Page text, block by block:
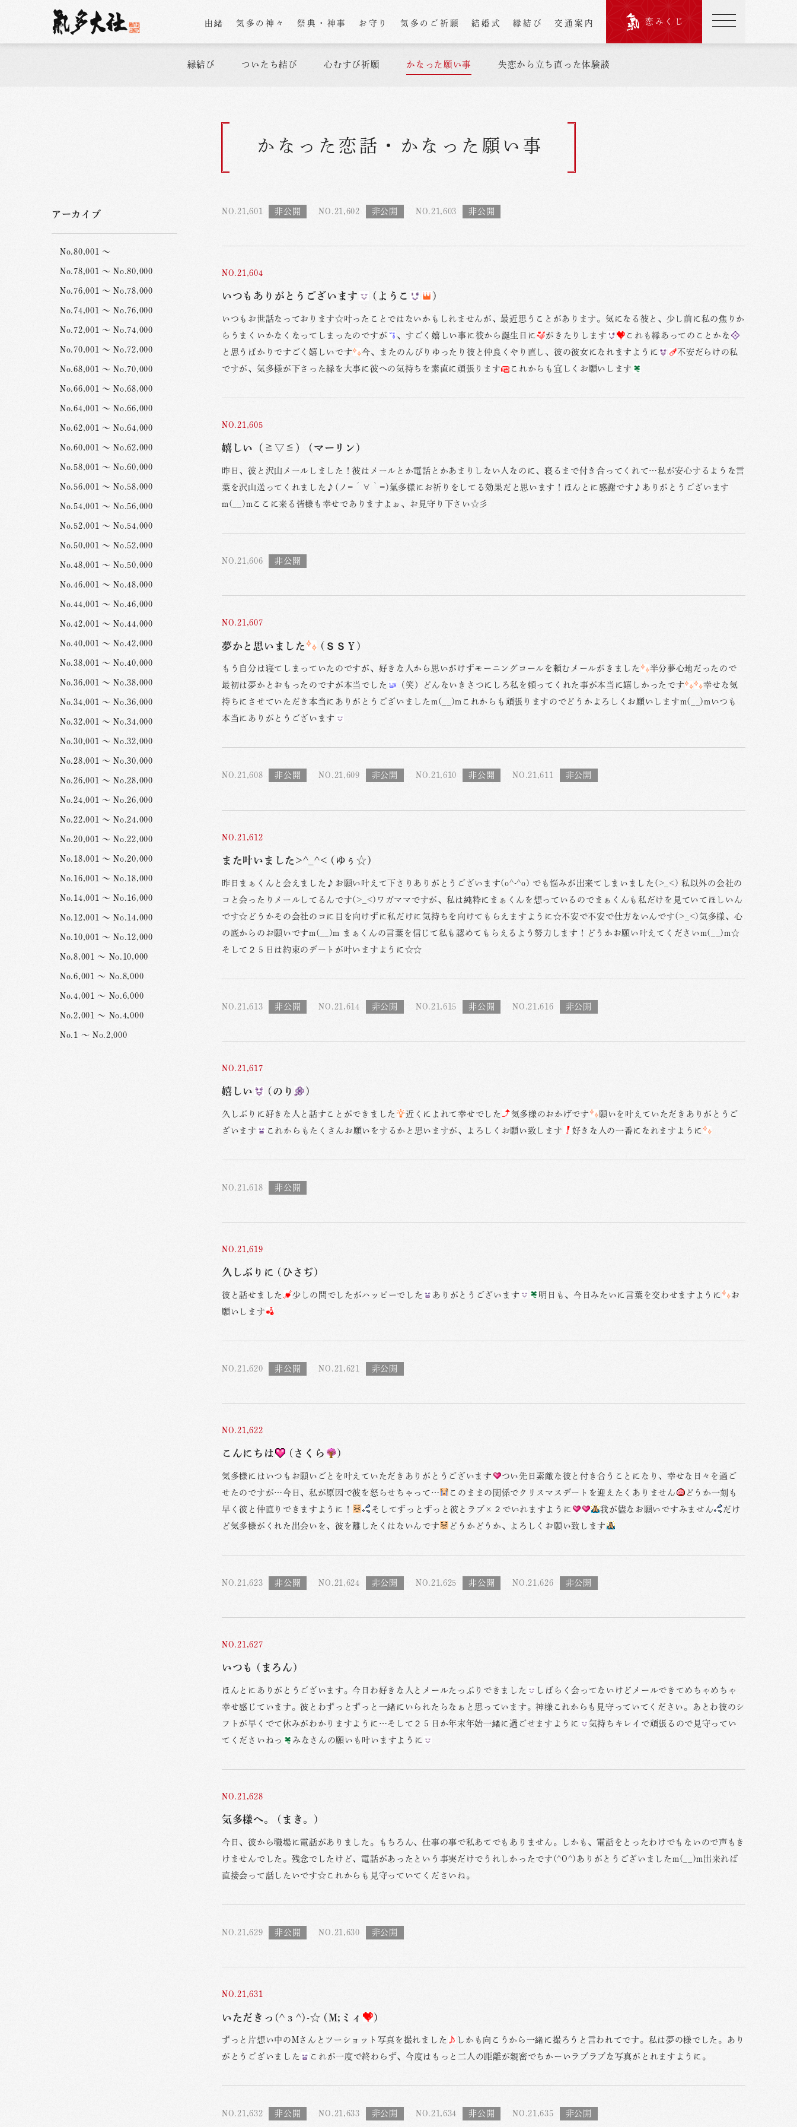
由緒 気多の神々 祭典・神事 お守り 気多のご祈願 結婚式 縁結び 交通案内 恋みくじ
縁結び ついたち結び 心むすび祈願 かなった願い事 失恋から立ち直った体験談
かなった恋話 ・ かなった願い事
NO.21,601 NO.21,602 NO.21,603
NO.21,604
いつもありがとうございます (ようこ )
いつもお世話なっております☆叶ったことではないかもしれませんが、最近思うことがあります。気になる彼と、少し前に私の焦りか
らうまくいかなくなってしまったのですが
、すごく嬉しい事に彼から誕生日に がきたりします
これも縁あってのことかな
と思うばかりですごく嬉しいです
今、またのんびりゆったり彼と仲良くやり直し、彼の彼女になれますように
不安だらけの私
ですが、気多様が下さった縁を大事に彼への気持ちを素直に頑張ります
これからも宜しくお願いします
NO.21,605
嬉しい（≧▽≦） (マーリン)
昨日、彼と沢山メールしました！彼はメールとか電話とかあまりしない人なのに、寝るまで付き合ってくれて…私が安心するような言
葉を沢山送ってくれました♪(ノ=´∀｀=)氣多様にお祈りをしてる効果だと思います！ほんとに感謝です♪ありがとうございます
m(__)mここに来る皆様も幸せでありますよぉ、お見守り下さい☆彡
NO.21,606
NO.21,607
夢かと思いました (ＳＳＹ)
もう自分は寝てしまっていたのですが、好きな人から思いがけずモーニングコールを頼むメールがきました
半分夢心地だったので
最初は夢かとおもったのですが本当でした
（笑）どんないきさつにしろ私を頼ってくれた事が本当に嬉しかったです
幸せな気
持ちにさせていただき本当にありがとうございましたm(__)mこれからも頑張りますのでどうかよろしくお願いしますm(__)mいつも
本当にありがとうございます
NO.21,608 NO.21,609 NO.21,610 NO.21,611
NO.21,612
また叶いました>^_^< (ゆぅ☆)
昨日まぁくんと会えました♪お願い叶えて下さりありがとうございます(o^-^o) でも悩みが出来てしまいました(>_<) 私以外の会社の
コと会ったりメールしてるんです(>_<)ワガママですが、私は純粋にまぁくんを想っているのでまぁくんも私だけを見ていてほしいん
です☆どうかその会社のコに目を向けずに私だけに気持ちを向けてもらえますように☆不安で不安で仕方ないんです(>_<)気多様、心
の底からのお願いですm(__)m まぁくんの言葉を信じて私も認めてもらえるよう努力します！どうかお願い叶えてくださいm(__)m☆
そして２５日は約束のデートが叶いますように☆☆
NO.21,613 NO.21,614 NO.21,615 NO.21,616
NO.21,617
嬉しい (のり )
久しぶりに好きな人と話すことができました 近くによれて幸せでした 気多様のおかげです
願いを叶えていただきありがとうご
ざいます
これからもたくさんお願いをするかと思いますが、よろしくお願い致します 好きな人の一番になれますように
NO.21,618
NO.21,619
久しぶりに (ひさぢ)
彼と話せました 少しの間でしたがハッピーでした ありがとうございます 明日も、今日みたいに言葉を交わせますように
お
願いします
NO.21,620 NO.21,621
NO.21,622
こんにちは (さくら )
気多様にはいつもお願いごとを叶えていただきありがとうございます
つい先日素敵な彼と付き合うことになり、幸せな日々を過ご
せたのですが…今日、私が原因で彼を怒らせちゃって…
このままの関係でクリスマスデートを迎えたくありません
どうか一刻も
早く彼と仲直りできますように！
そしてずっとずっと彼とラブ×２でいれますように 我が儘なお願いですみません
だけ
ど気多様がくれた出会いを、彼を離したくはないんです
どうかどうか、よろしくお願い致します
NO.21,623 NO.21,624 NO.21,625 NO.21,626
NO.21,627
いつも (まろん)
ほんとにありがとうございます。今日わ好きな人とメールたっぷりできました
しばらく会ってないけどメールできてめちゃめちゃ
幸せ感じています。彼とわずっとずっと一緒にいられたらなぁと思っています。神様これからも見守っていてください。あとわ彼のシ
フトが早くでて休みがわかりますように…そして２５日か年末年始一緒に過ごせますように
気持ちキレイで頑張るので見守ってい
てくださいねっ
みなさんの願いも叶いますように
NO.21,628
気多様へ。 (まき。)
今日、彼から職場に電話がありました。もちろん、仕事の事で私あてでもありません。しかも、電話をとったわけでもないので声もき
けませんでした。残念でしたけど、電話があったという事実だけでうれしかったです(^O^)ありがとうございましたm(__)m出来れば
直接会って話したいです☆これからも見守っていてくださいね。
NO.21,629 NO.21,630
NO.21,631
いただきっ(^з^)-☆ (M;ミィ )
ずっと片想い中のMさんとツーショット写真を撮れました
しかも向こうから一緒に撮ろうと言われてです。私は夢の様でした。あり
がとうございました
これが一度で終わらず、今度はもっと二人の距離が親密でちかーいラブラブな写真がとれますように。
NO.21,632 NO.21,633 NO.21,634 NO.21,635
アーカイブ
No.80,001 ～
No.78,001 ～ No.80,000
No.76,001 ～ No.78,000
No.74,001 ～ No.76,000
No.72,001 ～ No.74,000
No.70,001 ～ No.72,000
No.68,001 ～ No.70,000
No.66,001 ～ No.68,000
No.64,001 ～ No.66,000
No.62,001 ～ No.64,000
No.60,001 ～ No.62,000
No.58,001 ～ No.60,000
No.56,001 ～ No.58,000
No.54,001 ～ No.56,000
No.52,001 ～ No.54,000
No.50,001 ～ No.52,000
No.48,001 ～ No.50,000
No.46,001 ～ No.48,000
No.44,001 ～ No.46,000
No.42,001 ～ No.44,000
No.40,001 ～ No.42,000
No.38,001 ～ No.40,000
No.36,001 ～ No.38,000
No.34,001 ～ No.36,000
No.32,001 ～ No.34,000
No.30,001 ～ No.32,000
No.28,001 ～ No.30,000
No.26,001 ～ No.28,000
No.24,001 ～ No.26,000
No.22,001 ～ No.24,000
No.20,001 ～ No.22,000
No.18,001 ～ No.20,000
No.16,001 ～ No.18,000
No.14,001 ～ No.16,000
No.12,001 ～ No.14,000
No.10,001 ～ No.12,000
No.8,001 ～ No.10,000
No.6,001 ～ No.8,000
No.4,001 ～ No.6,000
No.2,001 ～ No.4,000
No.1 ～ No.2,000